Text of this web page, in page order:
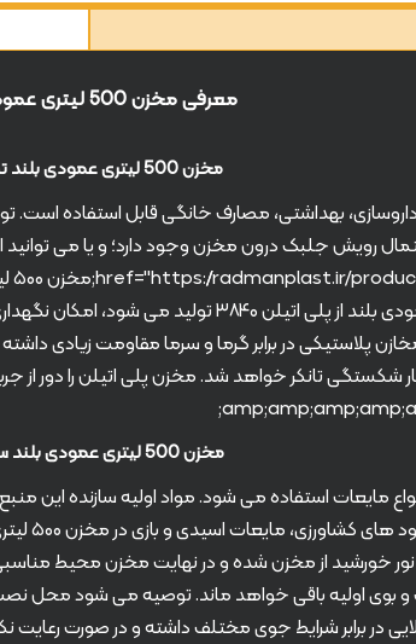
معرفی مخزن 500 لیتری عمودی بلند
مخزن 500 لیتری عمودی بلند تک لایه
داروسازی، بهداشتی، مصارف خانگی قابل
برای نگهداری آب شرب در فضای باز، استفاده
تانکر خواهد شد. مخزن پلی اتیلن را دور از
مخزن 500 لیتری عمودی بلند سه لایه
این
نور خورشید از مخزن شده و در نهایت مخزن محیط
اولیه باقی خواهد ماند. توصیه می شود محل